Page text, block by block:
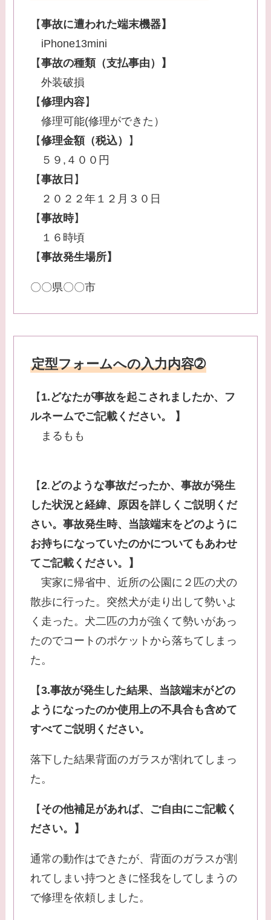
【事故に遭われた端末機器】
iPhone13mini
【事故の種類（支払事由）】
外装破損
【修理内容】
修理可能(修理ができた）
【修理金額（税込）
】
５９,４００円
【事故日 】
２０２２年１２月３０日
【事故時】
１６時頃
【事故発生場所】
〇〇県〇〇市
定型フォームへの入力内容➁
【 1.どなたが事故を起こされましたか、フ
ルネームでご記載ください。
】
まるもも
【2. どのような事故だったか、事故が発生
した状況と経緯、原因を詳しくご説明くだ
さい。事故発生時、当該端末をどのように
お持ちになっていたのかについてもあわせ
てご記載ください。】
実家に帰省中、近所の公園に２匹の犬の
散歩に行った。突然犬が走り出して勢いよ
く走った。犬二匹の力が強くて勢いがあっ
たのでコートのポケットから落ちてしまっ
た。
【3.事故が発生した結果、当該端末がどの
ようになったのか使用上の不具合も含めて
すべてご説明ください。
落下した結果背面のガラスが割れてしまっ
た。
【 その他補足があれば、ご自由にご記載く
ださい。】
通常の動作はできたが、背面のガラスが割
れてしまい持つときに怪我をしてしまうの
で修理を依頼しました。